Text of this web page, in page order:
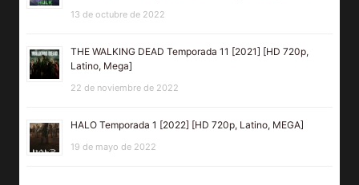
13 de octubre de 2022
THE WALKING DEAD Temporada 11 [2021] [HD 720p,
Latino, Mega]
22 de noviembre de 2022
HALO Temporada 1 [2022] [HD 720p, Latino, MEGA]
19 de mayo de 2022